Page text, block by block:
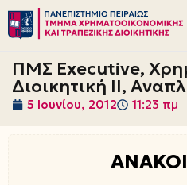
Μεταπηδήστε
στο
περιεχόμενο
ΠΜΣ Executive,
Διοικητική ΙI,
5 Ιουνίου, 2012 11:23 πμ